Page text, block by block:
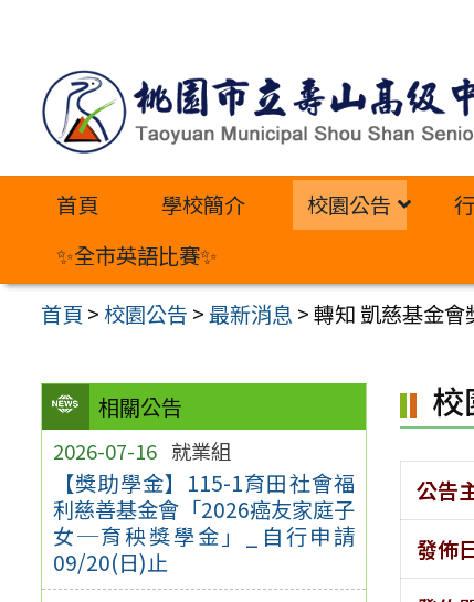
內
首頁 學校簡介 校園公告
✨全市英語比賽✨
首頁 >校園公告 >最新消息 >轉知 凱慈基金
相關公告
2026-07-16 就業組
【獎助學金】115-1育田社會福
利慈善基金會「2026癌友家庭子
女─育秧獎學金」_自行申請
09/20(日)止
校
公告
發佈